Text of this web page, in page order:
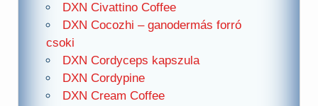
DXN Civattino Coffee
DXN Cocozhi – ganodermás forró
csoki
DXN Cordyceps kapszula
DXN Cordypine
DXN Cream Coffee